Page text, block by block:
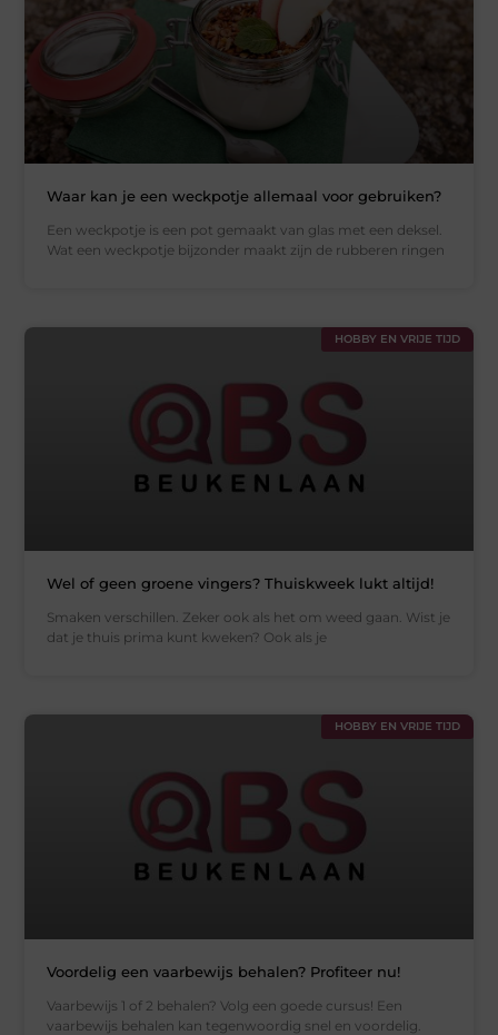
Waar kan je een weckpotje allemaal voor gebruiken?
Een weckpotje is een pot gemaakt van glas met een deksel.
Wat een weckpotje bijzonder maakt zijn de rubberen ringen
HOBBY EN VRIJE TIJD
Wel of geen groene vingers? Thuiskweek lukt altijd!
Smaken verschillen. Zeker ook als het om weed gaan. Wist je
dat je thuis prima kunt kweken? Ook als je
HOBBY EN VRIJE TIJD
Voordelig een vaarbewijs behalen? Profiteer nu!
Vaarbewijs 1 of 2 behalen? Volg een goede cursus! Een
vaarbewijs behalen kan tegenwoordig snel en voordelig.